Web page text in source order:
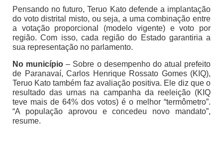
Pensando no futuro, Teruo Kato defende a implantação
do voto distrital misto, ou seja, a uma combinação entre
a votação proporcional (modelo vigente) e voto por
região. Com isso, cada região do Estado garantiria a
sua representação no parlamento.
No município – Sobre o desempenho do atual prefeito
de Paranavaí, Carlos Henrique Rossato Gomes (KIQ),
Teruo Kato também faz avaliação positiva. Ele diz que o
resultado das urnas na campanha da reeleição (KIQ
teve mais de 64% dos votos) é o melhor “termômetro”.
“A população aprovou e concedeu novo mandato”,
resume.